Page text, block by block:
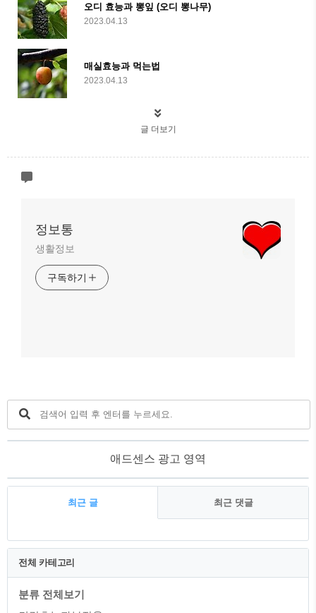
오디 효능과 뽕잎 (오디 뽕나무)
2023.04.13
매실효능과 먹는법
2023.04.13
글 더보기
정보통
생활정보
구독하기
애드센스 광고 영역
최근 글 최근 댓글
최
근
글
전체 카테고리
분류 전체보기